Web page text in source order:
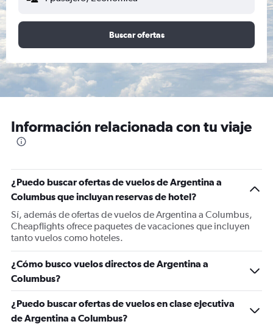
Buscar ofertas
Información relacionada con tu viaje
¿Puedo buscar ofertas de vuelos de Argentina a
Columbus que incluyan reservas de hotel?
Sí, además de ofertas de vuelos de Argentina a Columbus,
Cheapflights ofrece paquetes de vacaciones que incluyen
tanto vuelos como hoteles.
¿Cómo busco vuelos directos de Argentina a
Columbus?
¿Puedo buscar ofertas de vuelos en clase ejecutiva
de Argentina a Columbus?